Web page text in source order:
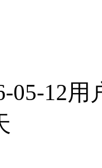
05-12用